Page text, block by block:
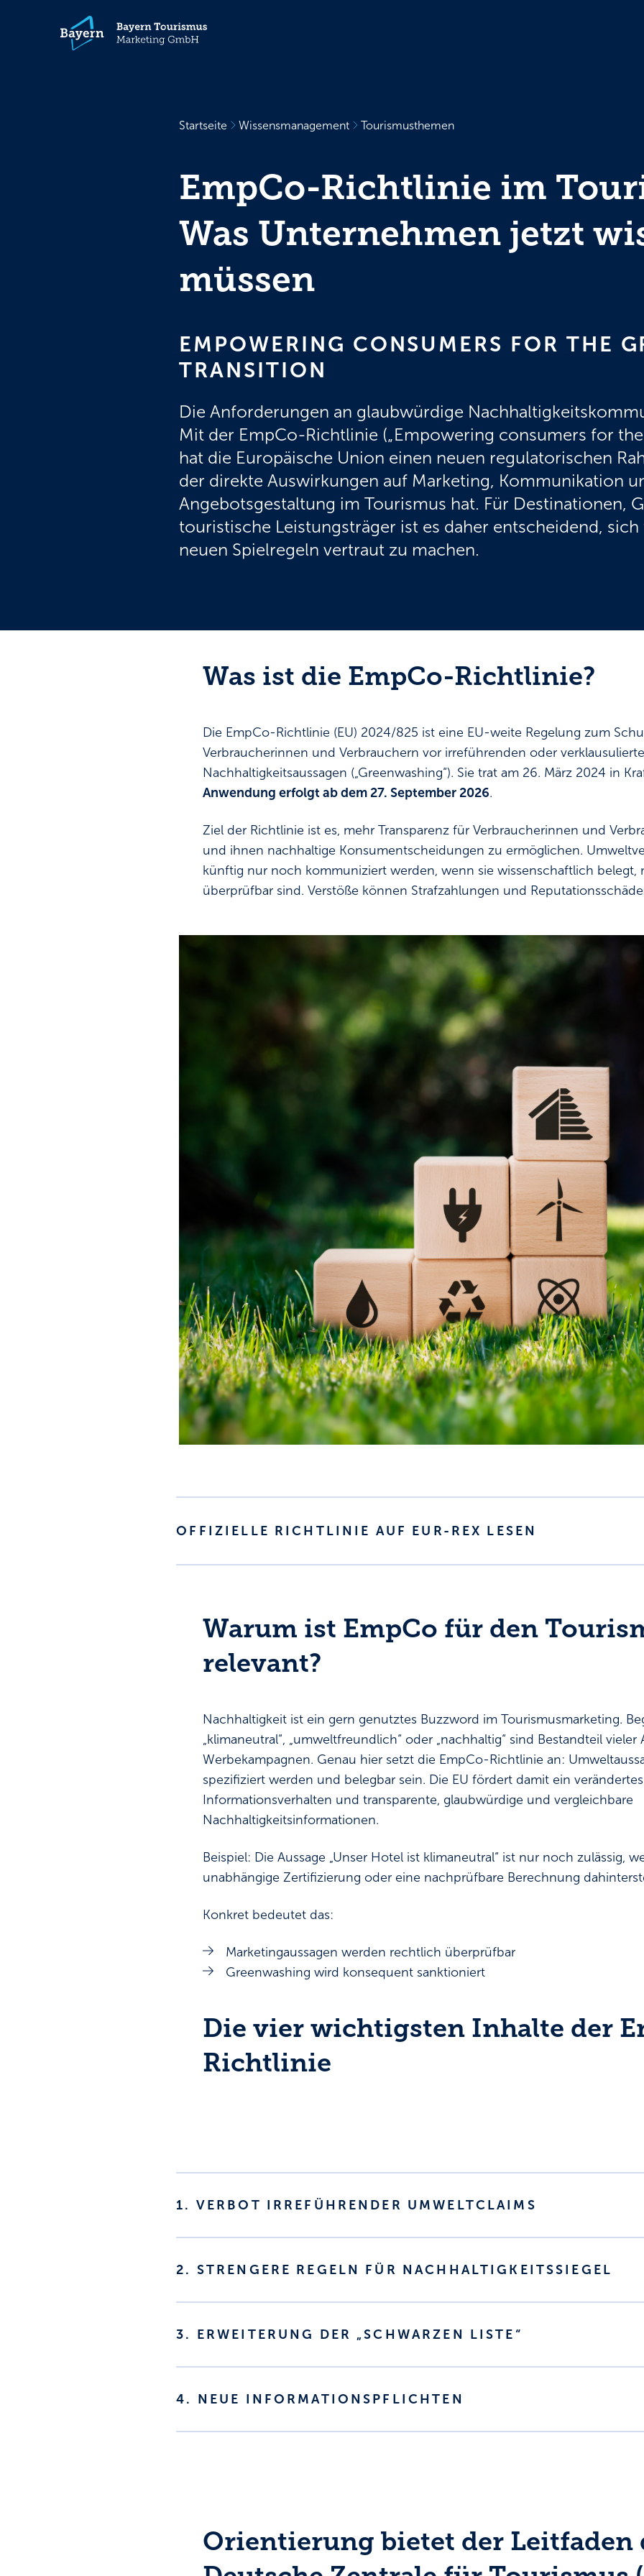
Startseite Wissensmanagement Tourismusthemen
EmpCo-Richtlinie im
Was Unternehmen jetzt
müssen
EMPOWERING CONSUMERS FOR THE
TRANSITION
Die Anforderungen an glaubwürdige
Mit der EmpCo-Richtlinie („Empowering consumers for
hat die Europäische Union einen neuen regulatorischen
der direkte Auswirkungen auf Marketing, Kommunikation
Angebotsgestaltung im Tourismus hat. Für Destinationen,
touristische Leistungsträger ist es daher entscheidend,
neuen Spielregeln vertraut zu machen.
Was ist die EmpCo-Richtlinie?
Die EmpCo-Richtlinie (EU) 2024/825 ist eine EU-weite Regelung zum
Verbraucherinnen und Verbrauchern vor irreführenden oder
Nachhaltigkeitsaussagen („Greenwashing“). Sie trat am 26. März 2024 in
Anwendung erfolgt ab dem 27. September 2026.
Ziel der Richtlinie ist es, mehr Transparenz für Verbraucherinnen und
und ihnen nachhaltige Konsumentscheidungen zu ermöglichen.
künftig nur noch kommuniziert werden, wenn sie wissenschaftlich belegt,
überprüfbar sind. Verstöße können Strafzahlungen und
OFFIZIELLE RICHTLINIE AUF EUR-REX LESEN
Warum ist EmpCo für den
relevant?
Nachhaltigkeit ist ein gern genutztes Buzzword im Tourismusmarketing.
„klimaneutral“, „umweltfreundlich“ oder „nachhaltig“ sind Bestandteil
Werbekampagnen. Genau hier setzt die EmpCo-Richtlinie an:
spezifiziert werden und belegbar sein. Die EU fördert damit ein verändertes
Informationsverhalten und transparente, glaubwürdige und vergleichbare
Nachhaltigkeitsinformationen.
Beispiel: Die Aussage „Unser Hotel ist klimaneutral“ ist nur noch zulässig,
unabhängige Zertifizierung oder eine nachprüfbare Berechnung
Konkret bedeutet das:
Marketingaussagen werden rechtlich überprüfbar
Greenwashing wird konsequent sanktioniert
Die vier wichtigsten Inhalte der
Richtlinie
1. VERBOT IRREFÜHRENDER UMWELTCLAIMS
2. STRENGERE REGELN FÜR NACHHALTIGKEITSSIEGEL
3. ERWEITERUNG DER „SCHWARZEN LISTE“
4. NEUE INFORMATIONSPFLICHTEN
Orientierung bietet der Leitfaden